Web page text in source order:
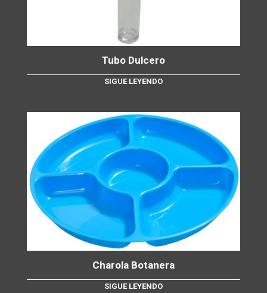
Tubo Dulcero
SIGUE LEYENDO
Charola Botanera
SIGUE LEYENDO